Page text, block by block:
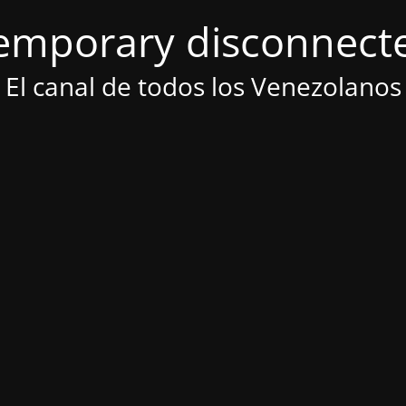
El canal de todos los Venezolanos